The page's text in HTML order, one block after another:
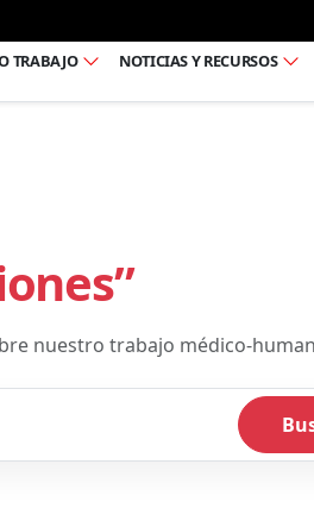
TRABAJO NOTICIAS Y RECURSOS
nuestro trabajo médico-